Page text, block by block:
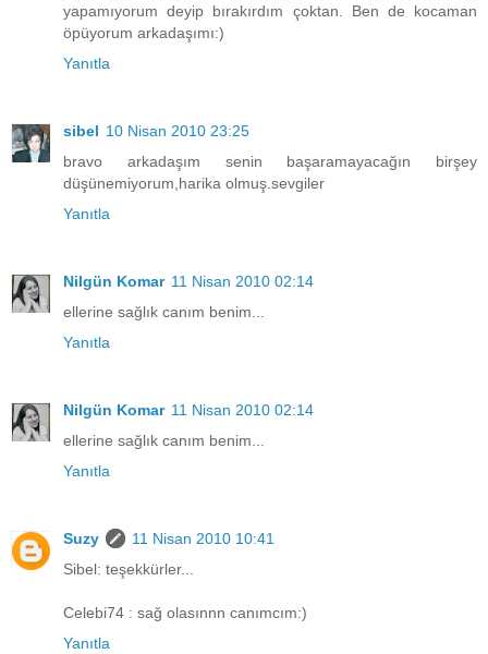
yapamıyorum deyip bırakırdım çoktan. Ben de kocaman
öpüyorum arkadaşımı:)
Yanıtla
sibel 10 Nisan 2010 23:25
bravo arkadaşım senin başaramayacağın birşey
düşünemiyorum,harika olmuş.sevgiler
Yanıtla
Nilgün Komar 11 Nisan 2010 02:14
ellerine sağlık canım benim...
Yanıtla
Nilgün Komar 11 Nisan 2010 02:14
ellerine sağlık canım benim...
Yanıtla
Suzy
11 Nisan 2010 10:41
Sibel: teşekkürler...
Celebi74 : sağ olasınnn canımcım:)
Yanıtla